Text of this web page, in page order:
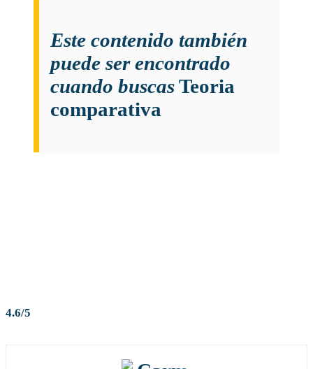
Este contenido también
puede ser encontrado
cuando buscasTeoria
comparativa
4.6/5